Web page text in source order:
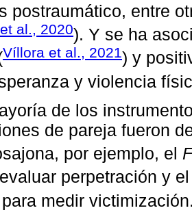
postraumático, entre
al., 2020). Y se ha
Víllora et al., 2021) y
y violencia
de los
de pareja fueron
por ejemplo, el
perpetración y
medir